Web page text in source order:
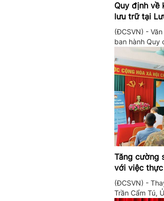
Quy định về
lưu trữ tại
hành của
phòng
(ĐCSVN) -
ban hành Quy
Tăng cường
với việc
trong giai
(ĐCSVN) -
Trần Cẩm Tú,